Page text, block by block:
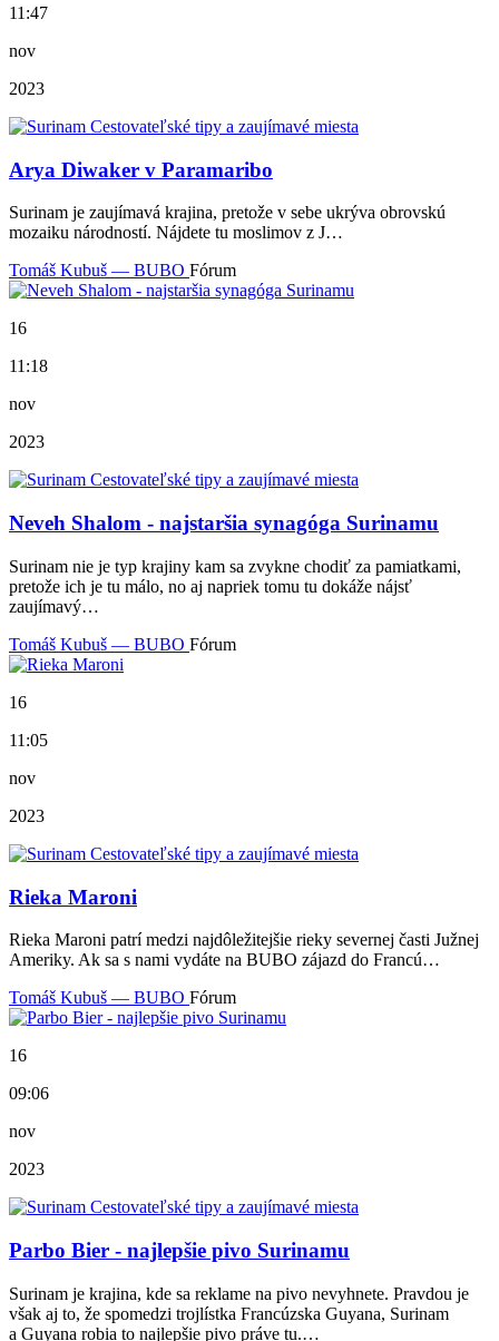
11:47
nov
2023
Arya Diwaker v Paramaribo
Surinam je zaujímavá krajina, pretože v sebe ukrýva obrovskú
mozaiku národností. Nájdete tu moslimov z J…
Tomáš Kubuš — BUBO Fórum
16
11:18
nov
2023
Neveh Shalom - najstaršia synagóga Surinamu
Surinam nie je typ krajiny kam sa zvykne chodiť za pamiatkami,
pretože ich je tu málo, no aj napriek tomu tu dokáže nájsť
zaujímavý…
Tomáš Kubuš — BUBO Fórum
16
11:05
nov
2023
Rieka Maroni
Rieka Maroni patrí medzi najdôležitejšie rieky severnej časti Južnej
Ameriky. Ak sa s nami vydáte na BUBO zájazd do Francú…
Tomáš Kubuš — BUBO Fórum
16
09:06
nov
2023
Parbo Bier - najlepšie pivo Surinamu
Surinam je krajina, kde sa reklame na pivo nevyhnete. Pravdou je
však aj to, že spomedzi trojlístka Francúzska Guyana, Surinam
a Guyana robia to najlepšie pivo práve tu.…